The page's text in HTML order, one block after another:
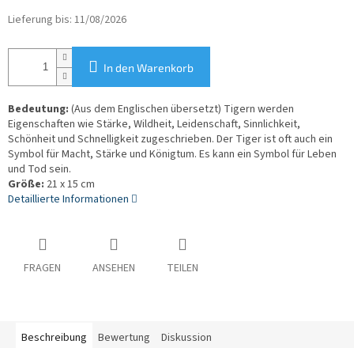
Lieferung bis: 11/08/2026
In den Warenkorb
Bedeutung: (Aus dem Englischen übersetzt) Tigern werden
Eigenschaften wie Stärke, Wildheit, Leidenschaft, Sinnlichkeit,
Schönheit und Schnelligkeit zugeschrieben. Der Tiger ist oft auch ein
Symbol für Macht, Stärke und Königtum. Es kann ein Symbol für Leben
und Tod sein.
Größe: 21 x 15 cm
Detaillierte Informationen
FRAGEN ANSEHEN TEILEN
Beschreibung Bewertung Diskussion